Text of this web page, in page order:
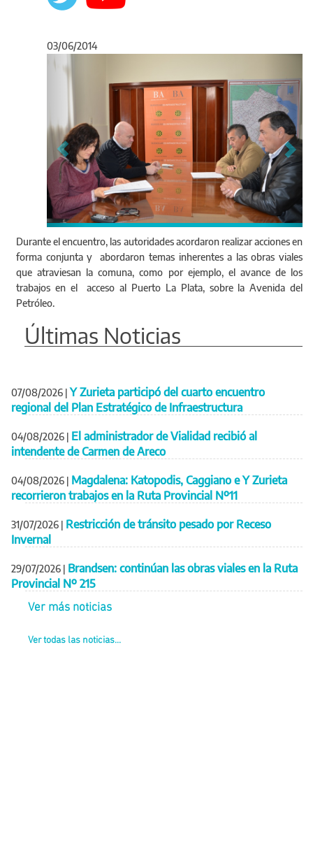
03/06/2014
Durante el encuentro, las autoridades acordaron realizar acciones en
forma conjunta y abordaron temas inherentes a las obras viales
que atraviesan la comuna, como por ejemplo, el avance de los
trabajos en el acceso al Puerto La Plata, sobre la Avenida del
Petróleo.
Últimas Noticias
07/08/2026 | Y Zurieta participó del cuarto encuentro
regional del Plan Estratégico de Infraestructura
04/08/2026 | El administrador de Vialidad recibió al
intendente de Carmen de Areco
04/08/2026 | Magdalena: Katopodis, Caggiano e Y Zurieta
recorrieron trabajos en la Ruta Provincial Nº11
31/07/2026 | Restricción de tránsito pesado por Receso
Invernal
29/07/2026 | Brandsen: continúan las obras viales en la Ruta
Provincial Nº 215
Ver más noticias
Ver todas las noticias...